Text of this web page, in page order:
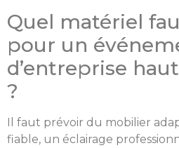
Quel matériel
pour un
d’entreprise
?
Il faut prévoir du mobilier
fiable, un éclairage